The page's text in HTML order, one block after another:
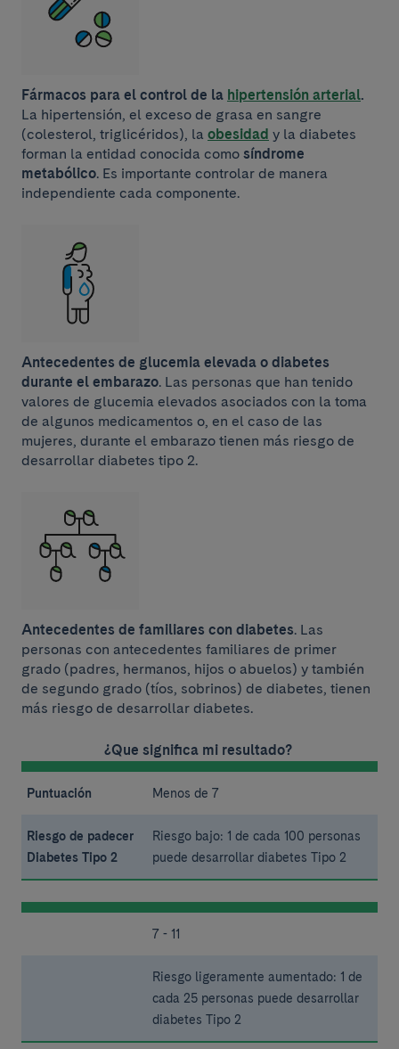
Fármacos para el control de la hipertensión arterial.
La hipertensión, el exceso de grasa en sangre
(colesterol, triglicéridos), la obesidad y la diabetes
forman la entidad conocida como síndrome
metabólico. Es importante controlar de manera
independiente cada componente.
Antecedentes de glucemia elevada o diabetes
durante el embarazo. Las personas que han tenido
valores de glucemia elevados asociados con la toma
de algunos medicamentos o, en el caso de las
mujeres, durante el embarazo tienen más riesgo de
desarrollar diabetes tipo 2.
Antecedentes de familiares con diabetes. Las
personas con antecedentes familiares de primer
grado (padres, hermanos, hijos o abuelos) y también
de segundo grado (tíos, sobrinos) de diabetes, tienen
más riesgo de desarrollar diabetes.
¿Que significa mi resultado?
Menos de 7
Riesgo bajo: 1 de cada 100 personas
puede desarrollar diabetes Tipo 2
7 - 11
Riesgo ligeramente aumentado: 1 de
cada 25 personas puede desarrollar
diabetes Tipo 2